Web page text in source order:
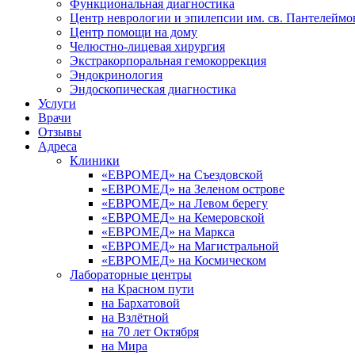
Функциональная диагностика
Центр неврологии и эпилепсии им. св.
Центр помощи на дому
Челюстно-лицевая хирургия
Экстракорпоральная гемокоррекция
Эндокринология
Эндоскопическая диагностика
Услуги
Врачи
Отзывы
Адреса
Клиники
«ЕВРОМЕД» на Съездовской
«ЕВРОМЕД» на Зеленом острове
«ЕВРОМЕД» на Левом берегу
«ЕВРОМЕД» на Кемеровской
«ЕВРОМЕД» на Маркса
«ЕВРОМЕД» на Магистральной
«ЕВРОМЕД» на Космическом
Лабораторные центры
на Красном пути
на Бархатовой
на Взлётной
на 70 лет Октября
на Мира